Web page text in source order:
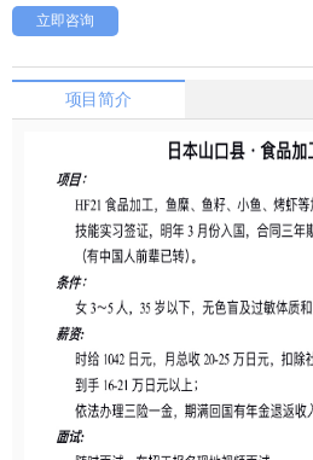
立即咨询
项目简介